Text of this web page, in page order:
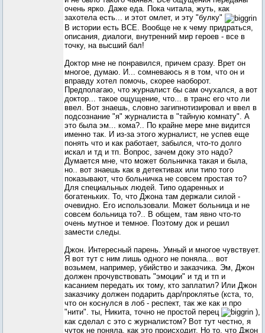
очень ярко. Даже еда. Пока читала, жуть, как
захотела есть... и этот омлет, и эту "булку"
В истории есть ВСЕ. Вообще не к чему придраться,
описания, диалоги, внутренний мир героев - все в
точку, на высший бал!
Доктор мне не понравился, причем сразу. Врет он
многое, думаю. И... сомневаюсь я в том, что он и
вправду хотел помочь, скорее наоборот.
Предполагаю, что журналист бы сам очухался, а вот
доктор... такое ощущение, что... в транс его что ли
ввел. Вот знаешь, словно загипнотизировал и ввел в
подсознание "я" журналиста в "тайную комнату". А
это была эм... кома?.. По крайне мере мне видится
именно так. И из-за этого журналист, не успев еще
понять что и как работает, забылся, что-то долго
искал и тд и тп. Вопрос, зачем доку это надо?
Думается мне, что может больничка такая и была,
но.. вот знаешь как в детективах или типо того
показывают, что больничка не совсем простая то?
Для специальных людей. Типо одаренных и
богатеньких. То, что Джона там держали силой -
очевидно. Его использовали. Может больница и не
совсем больница то?.. В общем, там явно что-то
очень мутное и темное. Поэтому док и решил
замести следы.
Джон. Интересный парень. Умный и многое чувствует.
Я вот тут с ним лишь одного не поняла... вот
возьмем, например, убийство и заказчика. Эм, Джон
должен прочувствовать "эмоции" и тд и тп и
касанием передать их тому, кто заплатил? Или Джон
заказчику должен подарить дар/проклятье (кста, то,
что он коснулся в лоб - респект, так же как и про
"нити". ты, Никита, точно не простой перец
),
как сделал с это с журналистом? Вот тут честно, я
чуток не поняла, как это происходит. Но то, что Джон